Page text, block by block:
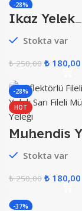
-28%
HOT
İkaz Yelek
Mühendis
Turuncu
Stokta var
₺250,00 ₺ 180,00
-28%
HOT
Mühendis
Fileli Sarı
Stokta var
₺250,00 ₺ 180,00
-37%